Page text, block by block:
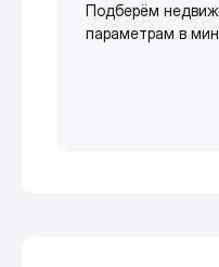
Подберём
параметрам в